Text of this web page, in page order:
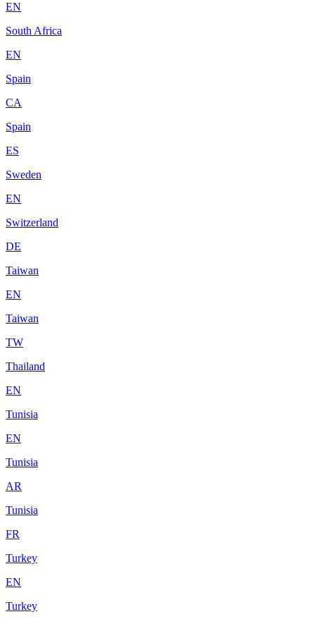
EN
South Africa
EN
Spain
CA
Spain
ES
Sweden
EN
Switzerland
DE
Taiwan
EN
Taiwan
TW
Thailand
EN
Tunisia
EN
Tunisia
AR
Tunisia
FR
Turkey
EN
Turkey